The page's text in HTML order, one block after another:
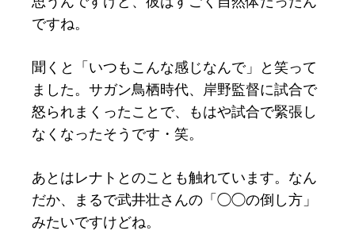
ですね。
聞くと「いつもこんな感じなんで」と笑って
ました。サガン鳥栖時代、岸野監督に試合で
怒られまくったことで、もはや試合で緊張し
なくなったそうです・笑。
あとはレナトとのことも触れています。なん
だか、まるで武井壮さんの「◯◯の倒し方」
みたいですけどね。